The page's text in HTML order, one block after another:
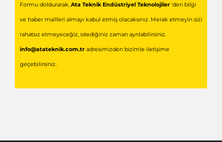
Formu doldurarak, Ata Teknik Endüstriyel Teknolojiler'den bilgi
ve haber mailleri almayı kabul etmiş olacaksınız. Merak etmeyin sizi
rahatsız etmeyeceğiz, istediğiniz zaman ayrılabilirsiniz.
info@atateknik.com.tradresimizden bizimle iletişime
geçebilirsiniz.